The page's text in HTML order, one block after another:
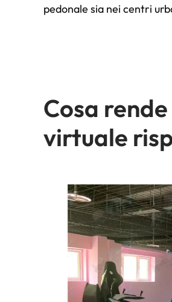
pedonale sia nei centri
Cosa
virtuale